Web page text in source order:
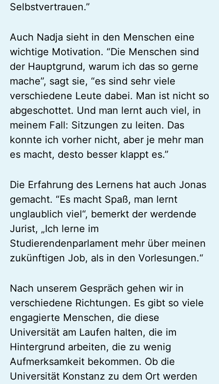
Selbstvertrauen.”
Auch Nadja sieht in den Menschen eine
wichtige Motivation. “Die Menschen sind
der Hauptgrund, warum ich das so gerne
mache”, sagt sie, “es sind sehr viele
verschiedene Leute dabei. Man ist nicht so
abgeschottet. Und man lernt auch viel, in
meinem Fall: Sitzungen zu leiten. Das
konnte ich vorher nicht, aber je mehr man
es macht, desto besser klappt es.”
Die Erfahrung des Lernens hat auch Jonas
gemacht. “Es macht Spaß, man lernt
unglaublich viel“, bemerkt der werdende
Jurist, „Ich lerne im
Studierendenparlament mehr über meinen
zukünftigen Job, als in den Vorlesungen.“
Nach unserem Gespräch gehen wir in
verschiedene Richtungen. Es gibt so viele
engagierte Menschen, die diese
Universität am Laufen halten, die im
Hintergrund arbeiten, die zu wenig
Aufmerksamkeit bekommen. Ob die
Universität Konstanz zu dem Ort werden